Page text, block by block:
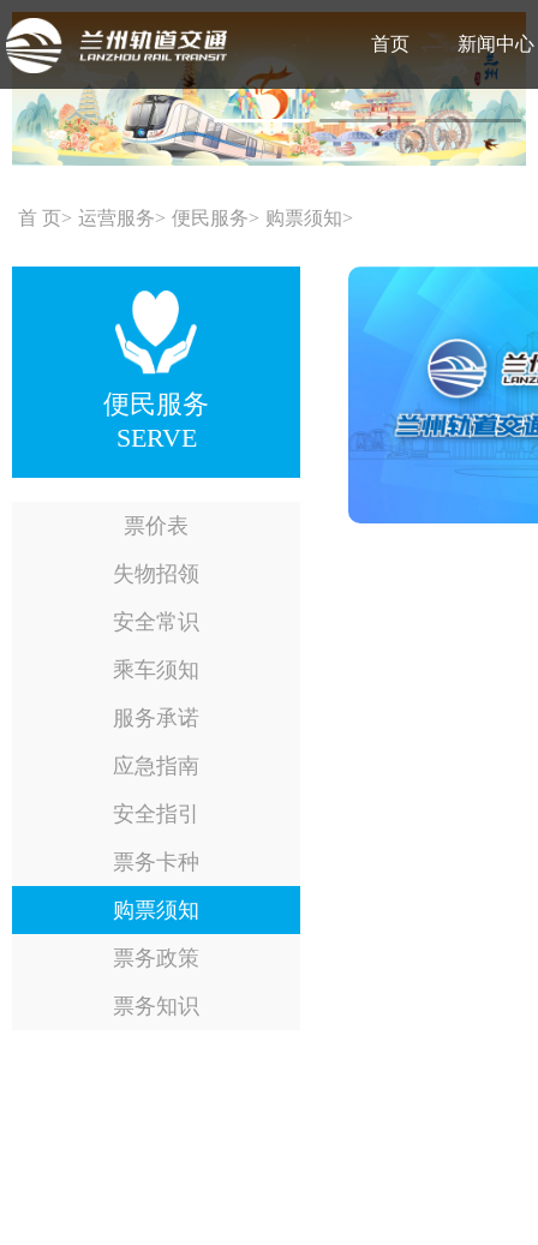
首页 新闻中心
首 页 运营服务 便民服务 购票须知
便民服务
SERVE
票价表
失物招领
安全常识
乘车须知
服务承诺
应急指南
安全指引
票务卡种
购票须知
票务政策
票务知识